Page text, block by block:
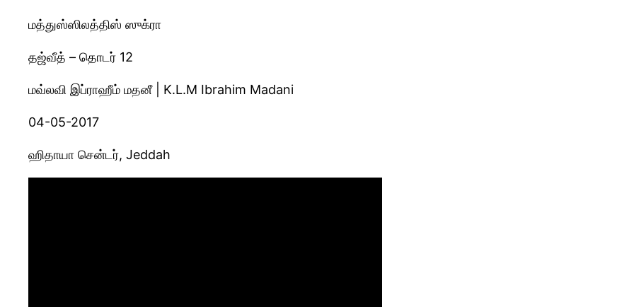
மத்துஸ்ஸிலத்திஸ் ஸுக்ரா
தஜ்வீத் – தொடர் 12
மவ்லவி இப்ராஹீம் மதனீ | K.L.M Ibrahim Madani
04-05-2017
ஹிதாயா சென்டர், Jeddah